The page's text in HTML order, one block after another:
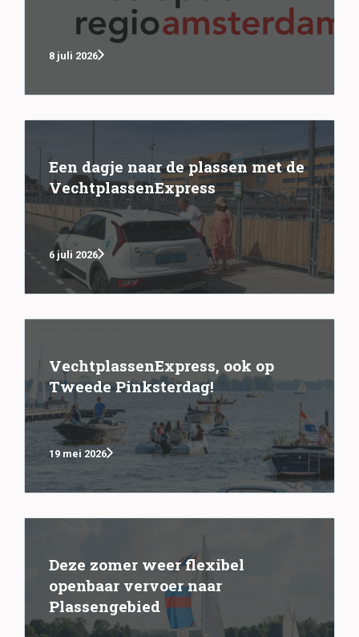
8 juli 2026
Een dagje naar de plassen met de
VechtplassenExpress
6 juli 2026
VechtplassenExpress, ook op
Tweede Pinksterdag!
19 mei 2026
Deze zomer weer flexibel
openbaar vervoer naar
Plassengebied